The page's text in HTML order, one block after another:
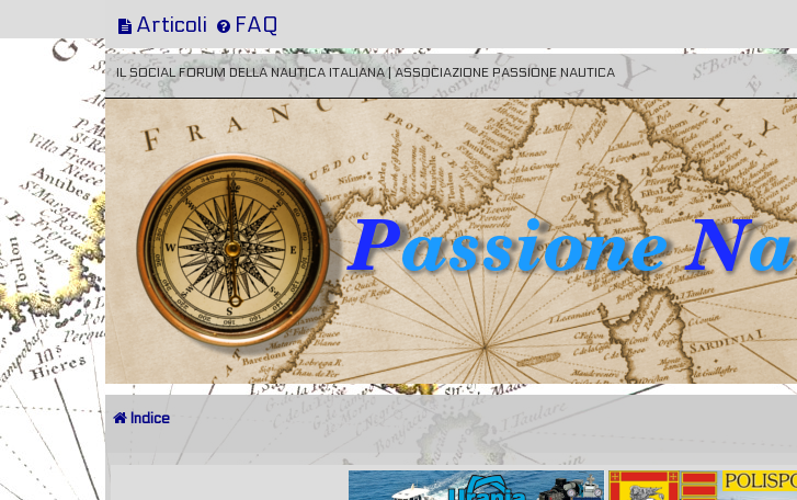
Articoli FAQ
IL SOCIAL FORUM DELLA NAUTICA ITALIANA | ASSOCIAZIONE PASSIONE NAUTICA
Indice